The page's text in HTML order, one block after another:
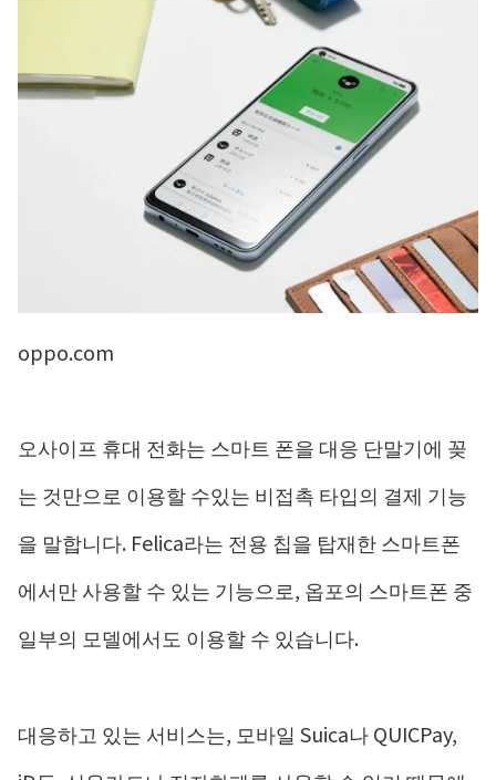
oppo.com
오사이프 휴대 전화는 스마트 폰을 대응 단말기에 꽂
는 것만으로 이용할 수있는 비접촉 타입의 결제 기능
을 말합니다. Felica라는 전용 칩을 탑재한 스마트폰
에서만 사용할 수 있는 기능으로, 옵포의 스마트폰 중
일부의 모델에서도 이용할 수 있습니다.
대응하고 있는 서비스는, 모바일 Suica나 QUICPay,